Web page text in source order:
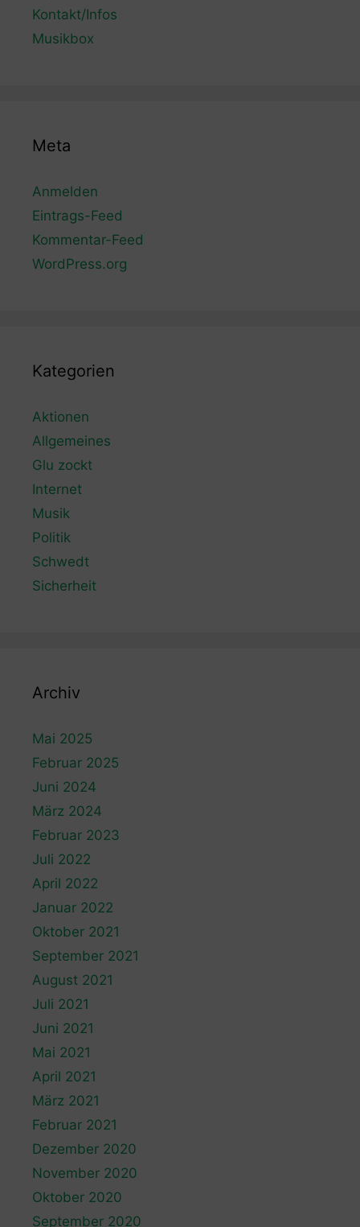
Kontakt/Infos
Musikbox
Meta
Anmelden
Eintrags-Feed
Kommentar-Feed
WordPress.org
Kategorien
Aktionen
Allgemeines
Glu zockt
Internet
Musik
Politik
Schwedt
Sicherheit
Archiv
Mai 2025
Februar 2025
Juni 2024
März 2024
Februar 2023
Juli 2022
April 2022
Januar 2022
Oktober 2021
September 2021
August 2021
Juli 2021
Juni 2021
Mai 2021
April 2021
März 2021
Februar 2021
Dezember 2020
November 2020
Oktober 2020
September 2020